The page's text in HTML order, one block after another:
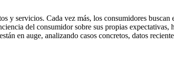
servicios. Cada vez más, los consumidores buscan
del consumidor sobre sus propias
en auge, analizando casos concretos, datos